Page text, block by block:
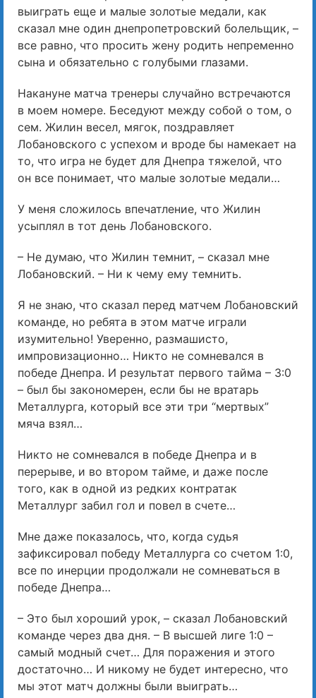
выиграть еще и малые золотые медали, как
сказал мне один днепропетровский болельщик, –
все равно, что просить жену родить непременно
сына и обязательно с голубыми глазами.
Накануне матча тренеры случайно встречаются
в моем номере. Беседуют между собой о том, о
сем. Жилин весел, мягок, поздравляет
Лобановского с успехом и вроде бы намекает на
то, что игра не будет для Днепра тяжелой, что
он все понимает, что малые золотые медали…
У меня сложилось впечатление, что Жилин
усыплял в тот день Лобановского.
– Не думаю, что Жилин темнит, – сказал мне
Лобановский. – Ни к чему ему темнить.
Я не знаю, что сказал перед матчем Лобановский
команде, но ребята в этом матче играли
изумительно! Уверенно, размашисто,
импровизационно… Никто не сомневался в
победе Днепра. И результат первого тайма – 3:0
– был бы закономерен, если бы не вратарь
Металлурга, который все эти три “мертвых”
мяча взял…
Никто не сомневался в победе Днепра и в
перерыве, и во втором тайме, и даже после
того, как в одной из редких контратак
Металлург забил гол и повел в счете…
Мне даже показалось, что, когда судья
зафиксировал победу Металлурга со счетом 1:0,
все по инерции продолжали не сомневаться в
победе Днепра…
– Это был хороший урок, – сказал Лобановский
команде через два дня. – В высшей лиге 1:0 –
самый модный счет… Для поражения и этого
достаточно… И никому не будет интересно, что
мы этот матч должны были выиграть…